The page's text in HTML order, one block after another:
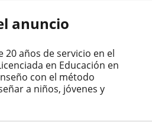
anuncio
20 años de servicio en el
en Educación en
con el método
a niños, jóvenes y